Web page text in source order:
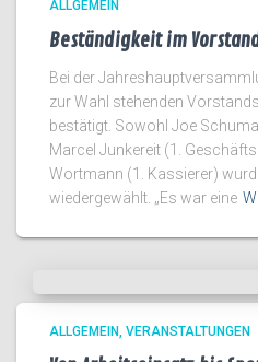
ALLGEMEIN
Beständigkeit im
Bei der
zur Wahl stehenden
bestätigt. Sowohl Joe
Marcel Junkereit (1.
Wortmann (1. Kassierer)
wiedergewählt. „Es war eine
ALLGEMEIN VERANSTALTUNGEN